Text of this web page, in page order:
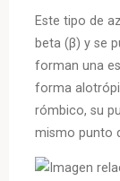
Este tipo de
beta (β) y se
forman una
forma
rómbico, su
mismo punto